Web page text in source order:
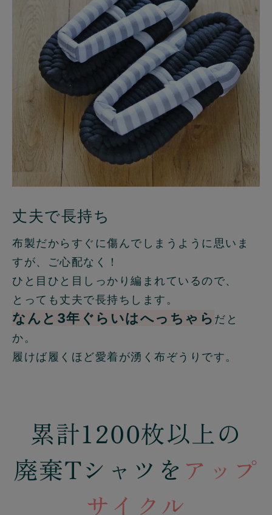
丈夫で長持ち
布製だからすぐに傷んでしまうように思いま
すが、ご心配なく！
ひと目ひと目しっかり編まれているので、
とっても丈夫で長持ちします。
なんと3年ぐらいはへっちゃら だと
か。
履けば履くほど愛着が湧く布ぞうりです。
累計1200枚以上の
廃棄Tシャツを アップ
サイクル